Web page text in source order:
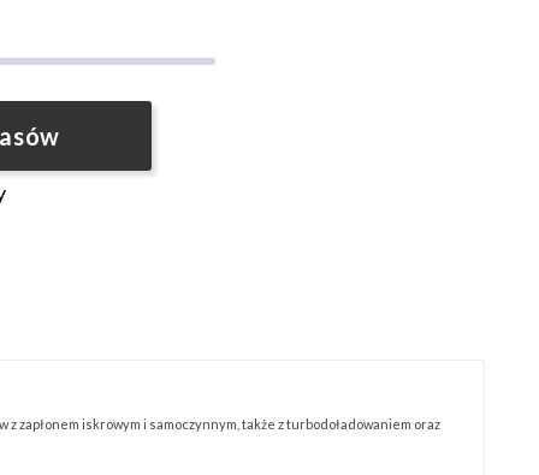
zapłonem iskrowym i samoczynnym, także z turbodoładowaniem oraz